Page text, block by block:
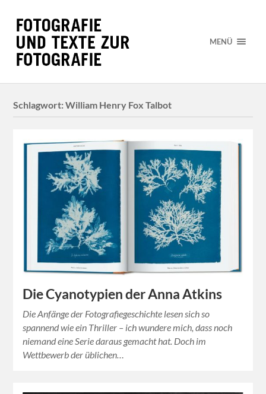
MENÜ
Schlagwort:William Henry Fox Talbot
Die Cyanotypien der Anna Atkins
Die Anfänge der Fotografiegeschichte lesen sich so
spannend wie ein Thriller – ich wundere mich, dass noch
niemand eine Serie daraus gemacht hat. Doch im
Wettbewerb der üblichen…